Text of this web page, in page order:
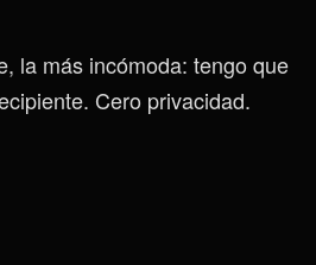
la más incómoda: tengo que
Cero privacidad.